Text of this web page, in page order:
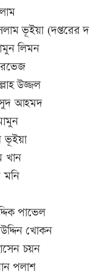
ভূইয়া (দপ্তরের
লিমন
উজ্জল
আহমদ
ভূইয়া
খান
পাভেল
খোকন
চয়ন
পলাশ